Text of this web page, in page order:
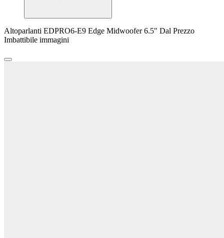
Altoparlanti EDPRO6-E9 Edge Midwoofer 6.5" Dal Prezzo
Imbattibile immagini